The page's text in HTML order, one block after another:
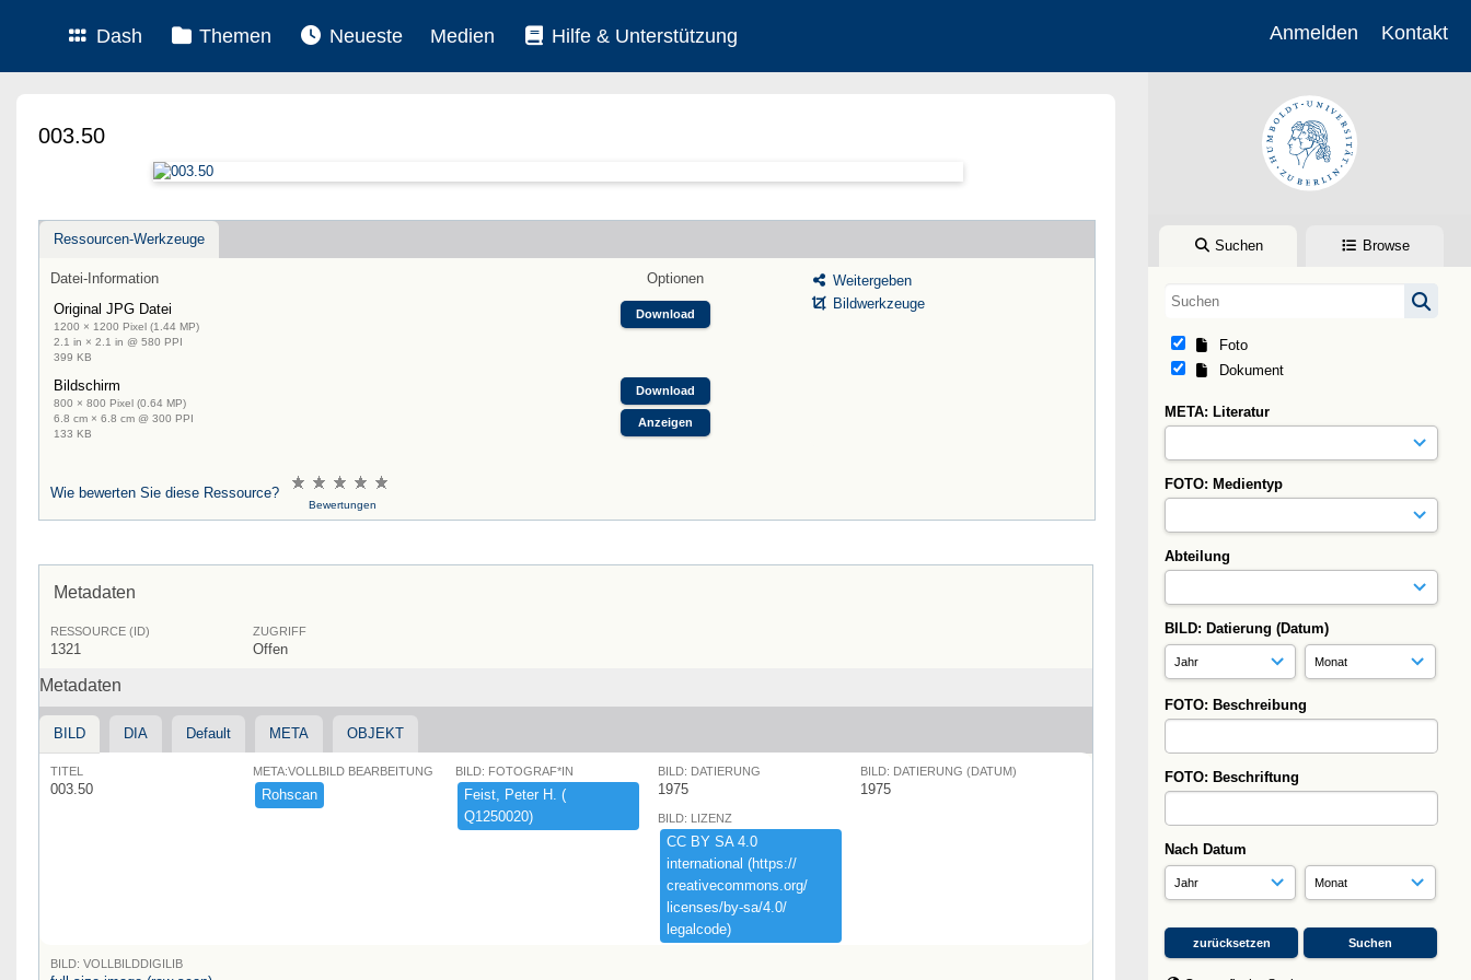
Dash Themen Neueste Medien Hilfe & Unterstützung Anmelden Kontakt
Suchen Browse
Foto
Dokument
META: Literatur
FOTO: Medientyp
Abteilung
BILD: Datierung (Datum)
FOTO: Beschreibung
FOTO: Beschriftung
Nach Datum
003.50
Ressourcen-Werkzeuge
Datei-Information
Optionen
Original JPG Datei
1200 × 1200 Pixel (1.44 MP)
2.1 in × 2.1 in @ 580 PPI
399 KB
Download
Bildschirm
800 × 800 Pixel (0.64 MP)
6.8 cm × 6.8 cm @ 300 PPI
133 KB
Download
Anzeigen
Weitergeben
Bildwerkzeuge
Wie bewerten Sie diese Ressource?
Bewertungen
Metadaten
RESSOURCE (ID)
1321
ZUGRIFF
Offen
Metadaten
BILD DIA Default META OBJEKT
TITEL
003.50
META:VOLLBILD BEARBEITUNG
Rohscan
BILD: FOTOGRAF*IN
Feist,​ ​Peter ​H.​ ​(​
Q1250020)​
BILD: DATIERUNG
1975
BILD: DATIERUNG (DATUM)
1975
BILD: LIZENZ
CC ​BY ​SA ​4.​0 ​
international ​(​https:​/​/​
creativecommons.​org/​
licenses/​by-​sa/​4.​0/​
legalcode)​
BILD: VOLLBILDDIGILIB